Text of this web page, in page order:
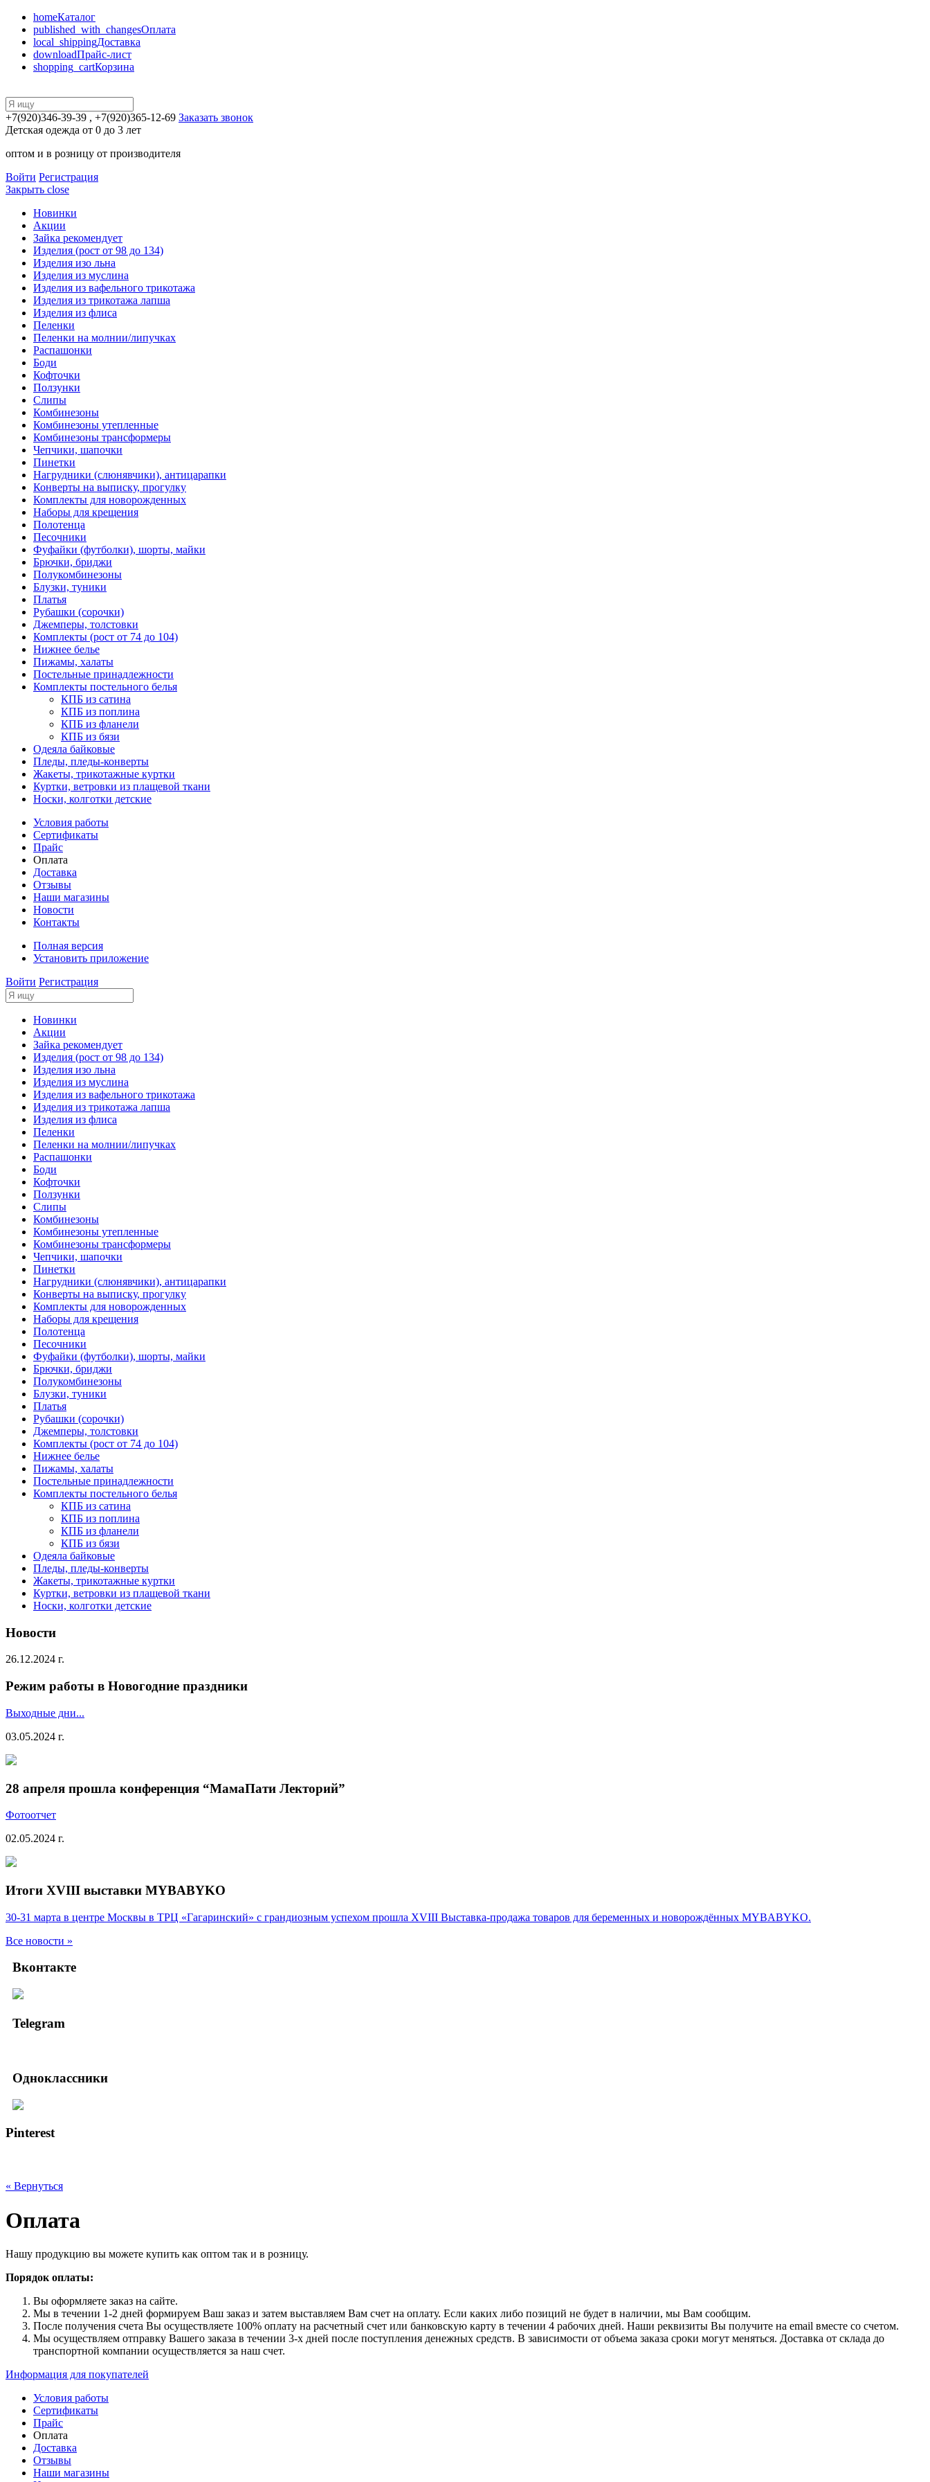
homeКаталог
published_with_changesОплата
local_shippingДоставка
downloadПрайс-лист
shopping_cartКорзина
+7(920)346-39-39 , +7(920)365-12-69 Заказать звонок
Детская одежда от 0 до 3 лет
оптом и в розницу от производителя
Войти Регистрация
Закрыть close
Новинки
Акции
Зайка рекомендует
Изделия (рост от 98 до 134)
Изделия изо льна
Изделия из муслина
Изделия из вафельного трикотажа
Изделия из трикотажа лапша
Изделия из флиса
Пеленки
Пеленки на молнии/липучках
Распашонки
Боди
Кофточки
Ползунки
Слипы
Комбинезоны
Комбинезоны утепленные
Комбинезоны трансформеры
Чепчики, шапочки
Пинетки
Нагрудники (слюнявчики), антицарапки
Конверты на выписку, прогулку
Комплекты для новорожденных
Наборы для крещения
Полотенца
Песочники
Фуфайки (футболки), шорты, майки
Брючки, бриджи
Полукомбинезоны
Блузки, туники
Платья
Рубашки (сорочки)
Джемперы, толстовки
Комплекты (рост от 74 до 104)
Нижнее белье
Пижамы, халаты
Постельные принадлежности
Комплекты постельного белья
КПБ из сатина
КПБ из поплина
КПБ из фланели
КПБ из бязи
Одеяла байковые
Пледы, пледы-конверты
Жакеты, трикотажные куртки
Куртки, ветровки из плащевой ткани
Носки, колготки детские
Условия работы
Сертификаты
Прайс
Оплата
Доставка
Отзывы
Наши магазины
Новости
Контакты
Полная версия
Установить приложение
Войти Регистрация
Новинки
Акции
Зайка рекомендует
Изделия (рост от 98 до 134)
Изделия изо льна
Изделия из муслина
Изделия из вафельного трикотажа
Изделия из трикотажа лапша
Изделия из флиса
Пеленки
Пеленки на молнии/липучках
Распашонки
Боди
Кофточки
Ползунки
Слипы
Комбинезоны
Комбинезоны утепленные
Комбинезоны трансформеры
Чепчики, шапочки
Пинетки
Нагрудники (слюнявчики), антицарапки
Конверты на выписку, прогулку
Комплекты для новорожденных
Наборы для крещения
Полотенца
Песочники
Фуфайки (футболки), шорты, майки
Брючки, бриджи
Полукомбинезоны
Блузки, туники
Платья
Рубашки (сорочки)
Джемперы, толстовки
Комплекты (рост от 74 до 104)
Нижнее белье
Пижамы, халаты
Постельные принадлежности
Комплекты постельного белья
КПБ из сатина
КПБ из поплина
КПБ из фланели
КПБ из бязи
Одеяла байковые
Пледы, пледы-конверты
Жакеты, трикотажные куртки
Куртки, ветровки из плащевой ткани
Носки, колготки детские
Новости
26.12.2024 г.
Режим работы в Новогодние праздники
Выходные дни...
03.05.2024 г.
28 апреля прошла конференция “МамаПати Лекторий”
Фотоотчет
02.05.2024 г.
Итоги XVIII выставки MYBABYKO
30-31 марта в центре Москвы в ТРЦ «Гагаринский» с грандиозным успехом прошла XVIII Выставка-продажа товаров для беременных и новорождённых MYBABYKO.
Все новости »
Вконтакте
Telegram
Одноклассники
Pinterest
« Вернуться
Оплата
Нашу продукцию вы можете купить как оптом так и в розницу.
Порядок оплаты:
Вы оформляете заказ на сайте.
Мы в течении 1-2 дней формируем Ваш заказ и затем выставляем Вам счет на оплату. Если каких либо позиций не будет в наличии, мы Вам сообщим.
После получения счета Вы осуществляете 100% оплату на расчетный счет или банковскую карту в течении 4 рабочих дней. Наши реквизиты Вы получите на email вместе со счетом.
Мы осуществляем отправку Вашего заказа в течении 3-х дней после поступления денежных средств. В зависимости от объема заказа сроки могут меняться. Доставка от склада до
транспортной компании осуществляется за наш счет.
Информация для покупателей
Условия работы
Сертификаты
Прайс
Оплата
Доставка
Отзывы
Наши магазины